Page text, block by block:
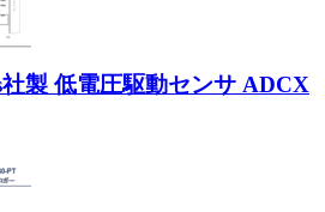
社製 低電圧駆動センサ ADCX